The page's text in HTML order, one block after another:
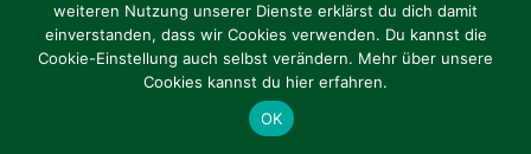
weiteren Nutzung unserer Dienste erklärst du dich damit
einverstanden, dass wir Cookies verwenden. Du kannst die
Cookie-Einstellung auch selbst verändern. Mehr über unsere
Cookies kannst du hier erfahren.
OK